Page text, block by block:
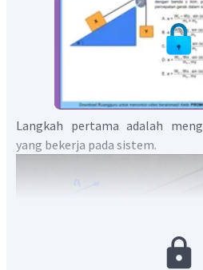
Langkah pertama adalah
yang bekerja pada sistem.